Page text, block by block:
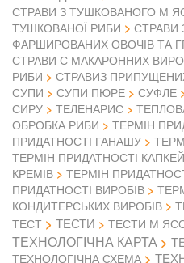
СТРАВИ З ТУШКОВАНОГО М
ТУШКОВАНОЇ РИБИ
СТРАВИ
ФАРШИРОВАНИХ ОВОЧІВ ТА
СТРАВИ С МАКАРОННИХ
РИБИ
СТРАВИЗ
СУПИ
СУПИ ПЮРЕ СУФЛЕ
СИРУ
ТЕЛЕНАРИС
ОБРОБКА РИБИ
ТЕРМІН
ПРИДАТНОСТІ ГАНАШУ
ТЕРМІН ПРИДАТНОСТІ
КРЕМІВ
ТЕРМІН
ПРИДАТНОСТІ ВИРОБІВ
КОНДИТЕРСЬКИХ ВИРОБІВ
ТЕСТ
ТЕСТИ ТЕСТИ М
ТЕХНОЛОГІЧНА КАРТА
ТЕХНОЛОГІЧНА СХЕМА